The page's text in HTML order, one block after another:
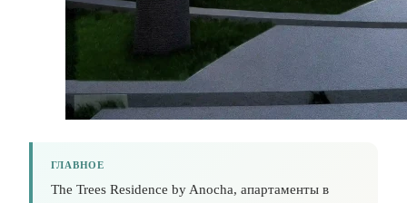
ГЛАВНОЕ
The Trees Residence by Anocha, апартаменты в